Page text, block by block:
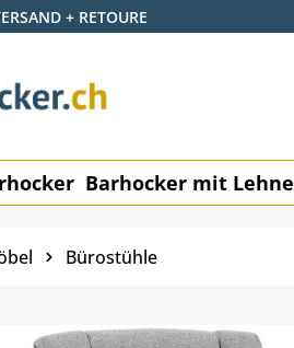
springen
+ RETOURE
Barhocker mit Lehne
Bürostühle